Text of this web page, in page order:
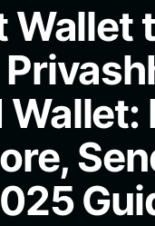
Wallet
Wallet: